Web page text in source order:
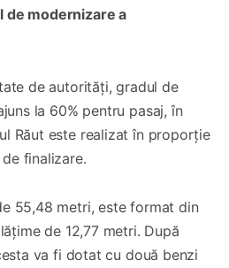
de modernizare a
de autorități, gradul de
la 60% pentru pasaj, în
Răut este realizat în proporție
finalizare.
55,48 metri, este format din
de 12,77 metri. După
va fi dotat cu două benzi